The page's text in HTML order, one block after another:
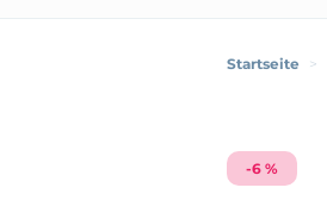
Startseite >
-6 %